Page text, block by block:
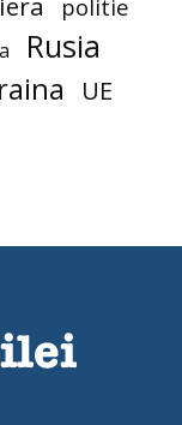
politie
Rusia
UE